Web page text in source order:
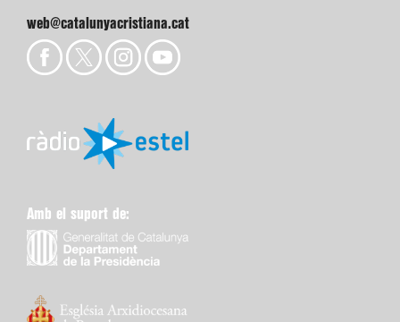
web@catalunyacristiana.cat
Amb el suport de: